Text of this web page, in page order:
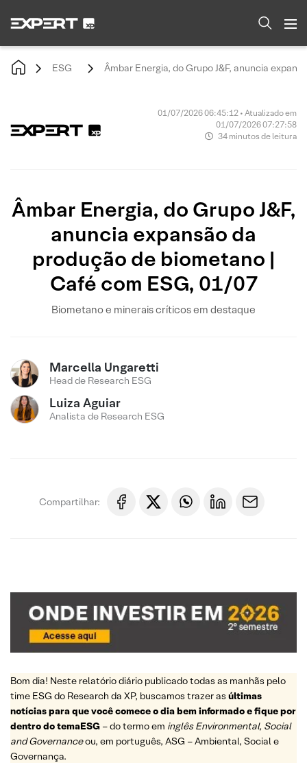
ESG Âmbar Energia, do Grupo J&F, anuncia
01/07/2026 06:45:12 • Atualizado em
01/07/2026 07:27:58
34 minutos de leitura
Âmbar Energia, do Grupo J&F,
anuncia expansão da
produção de biometano |
Café com ESG, 01/07
Biometano e minerais críticos em destaque
Marcella Ungaretti
Head de Research ESG
Luiza Aguiar
Analista de Research ESG
Compartilhar:
Bom dia! Neste relatório diário publicado todas as manhãs pelo
time ESG do Research da XP, buscamos trazer as últimas
notícias para que você comece o dia bem informado e fique por
dentro do temaESG – do termo em inglês Environmental, Social
and Governanceou, em português, ASG – Ambiental, Social e
Governança.